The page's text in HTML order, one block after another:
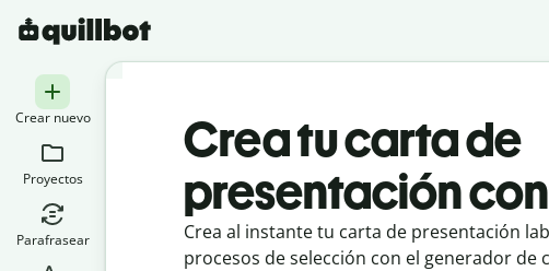
Crear nuevo
Proyectos
Parafrasear
Crea tu carta de
presentación
Crea al instante tu carta de presentación
procesos de selección con el generador de